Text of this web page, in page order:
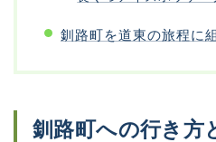
釧路町を道東の旅程に
釧路町への行き方